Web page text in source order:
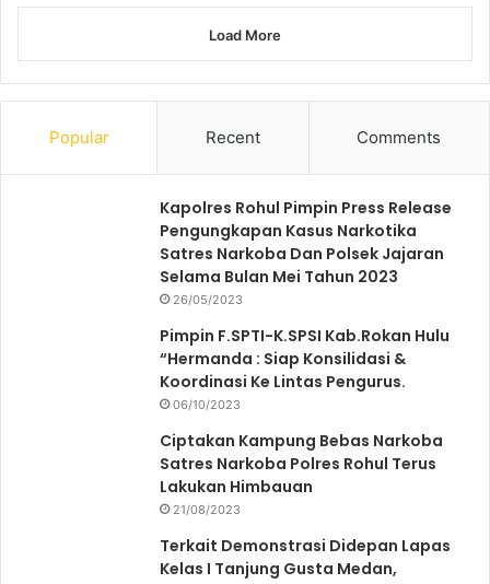
Load More
Popular Recent Comments
Kapolres Rohul Pimpin Press Release
Pengungkapan Kasus Narkotika
Satres Narkoba Dan Polsek Jajaran
Selama Bulan Mei Tahun 2023
26/05/2023
Pimpin F.SPTI-K.SPSI Kab.Rokan Hulu
“Hermanda : Siap Konsilidasi &
Koordinasi Ke Lintas Pengurus.
06/10/2023
Ciptakan Kampung Bebas Narkoba
Satres Narkoba Polres Rohul Terus
Lakukan Himbauan
21/08/2023
Terkait Demonstrasi Didepan Lapas
Kelas I Tanjung Gusta Medan,